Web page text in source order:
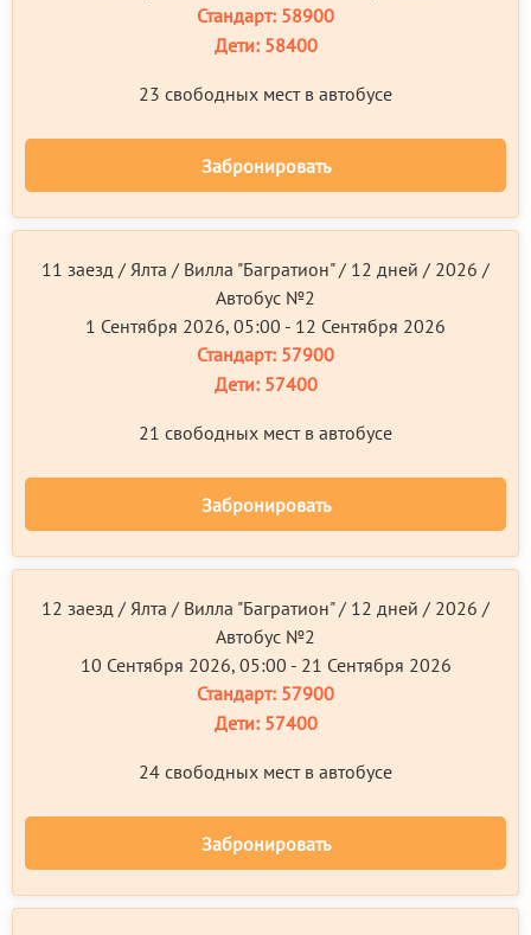
Стандарт: 58900
Дети:58400
23 свободных мест в автобусе
Забронировать
11 заезд / Ялта / Вилла "Багратион" / 12 дней / 2026 /
Автобус №2
1 Сентября 2026, 05:00 - 12 Сентября 2026
Стандарт: 57900
Дети:57400
21 свободных мест в автобусе
Забронировать
12 заезд / Ялта / Вилла "Багратион" / 12 дней / 2026 /
Автобус №2
10 Сентября 2026, 05:00 - 21 Сентября 2026
Стандарт: 57900
Дети:57400
24 свободных мест в автобусе
Забронировать